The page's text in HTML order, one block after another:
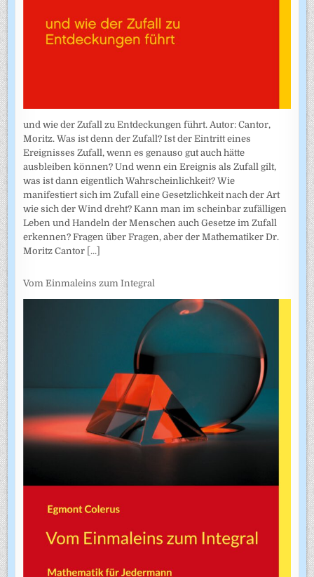
und wie der Zufall zu Entdeckungen führt. Autor: Cantor,
Moritz. Was ist denn der Zufall? Ist der Eintritt eines
Ereignisses Zufall, wenn es genauso gut auch hätte
ausbleiben können? Und wenn ein Ereignis als Zufall gilt,
was ist dann eigentlich Wahrscheinlichkeit? Wie
manifestiert sich im Zufall eine Gesetzlichkeit nach der Art
wie sich der Wind dreht? Kann man im scheinbar zufälligen
Leben und Handeln der Menschen auch Gesetze im Zufall
erkennen? Fragen über Fragen, aber der Mathematiker Dr.
Moritz Cantor [...]
Vom Einmaleins zum Integral